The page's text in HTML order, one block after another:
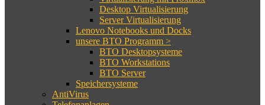
Desktop Virtualisierung
Server Virtualisierung
Lenovo Notebooks und Docks
unsere BTO Programm >
BTO Desktopsysteme
BTO Workstations
BTO Server
Speichersysteme
AntiVirus